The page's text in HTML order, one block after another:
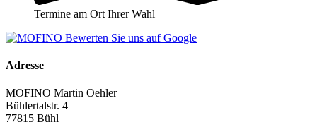
Termine am Ort Ihrer Wahl
Adresse
MOFINO Martin Oehler
Bühlertalstr. 4
77815 Bühl